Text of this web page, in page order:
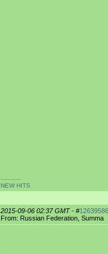
-----------
NEW HITS
2015-09-06 02:37 GMT- #12639586
From: Russian Federation, Summa